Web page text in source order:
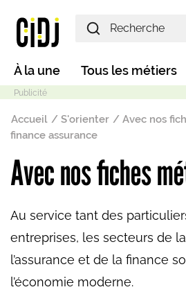
Main navigation
À la une Tous les métiers
Mode sombre
Fil d'Ariane
Accueil S'orienter Avec nos
finance assurance
Avec nos fiches
Au service tant des
entreprises, les secteurs de
l’assurance et de la finance
l’économie moderne.